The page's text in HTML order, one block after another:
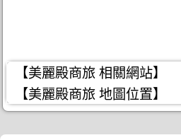
【美麗殿商旅 相關網站】
【美麗殿商旅 地圖位置】